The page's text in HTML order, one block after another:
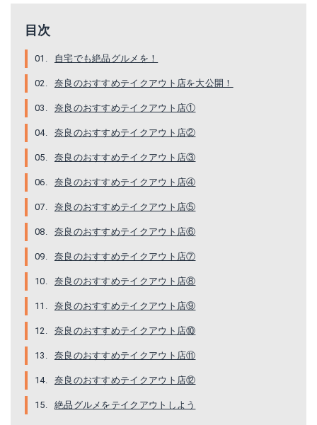
目次
自宅でも絶品グルメを！
奈良のおすすめテイクアウト店を大公開！
奈良のおすすめテイクアウト店①
奈良のおすすめテイクアウト店②
奈良のおすすめテイクアウト店③
奈良のおすすめテイクアウト店④
奈良のおすすめテイクアウト店⑤
奈良のおすすめテイクアウト店⑥
奈良のおすすめテイクアウト店⑦
奈良のおすすめテイクアウト店⑧
奈良のおすすめテイクアウト店⑨
奈良のおすすめテイクアウト店⑩
奈良のおすすめテイクアウト店⑪
奈良のおすすめテイクアウト店⑫
絶品グルメをテイクアウトしよう